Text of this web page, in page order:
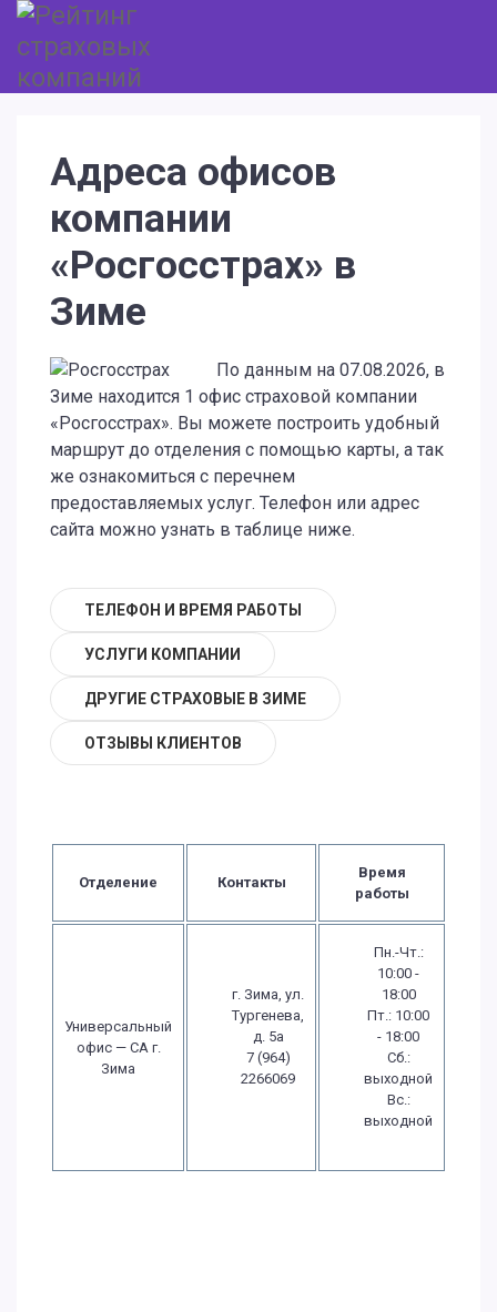
Адреса офисов
компании
«Росгосстрах» в
Зиме
По данным на 07.08.2026, в
Зиме находится 1 офис страховой компании
«Росгосстрах». Вы можете построить удобный
маршрут до отделения с помощью карты, а так
же ознакомиться с перечнем
предоставляемых услуг. Телефон или адрес
сайта можно узнать в таблице ниже.
ТЕЛЕФОН И ВРЕМЯ РАБОТЫ
УСЛУГИ КОМПАНИИ
ДРУГИЕ СТРАХОВЫЕ В ЗИМЕ
ОТЗЫВЫ КЛИЕНТОВ
Отделение Контакты
Время
работы
Универсальный
офис — СА г.
Зима
г. Зима, ул.
Тургенева,
д. 5а
7 (964)
2266069
Пн.-Чт.:
10:00 -
18:00
Пт.: 10:00
- 18:00
Сб.:
выходной
Вс.:
выходной